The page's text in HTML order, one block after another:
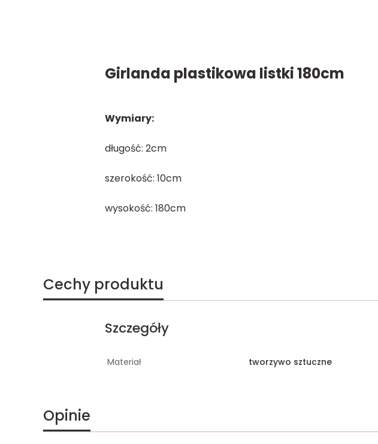
Girlanda plastikowa listki 180cm
Wymiary:
długość: 2cm
szerokość: 10cm
wysokość: 180cm
Cechy produktu
Szczegóły
Materiał tworzywo sztuczne
Opinie